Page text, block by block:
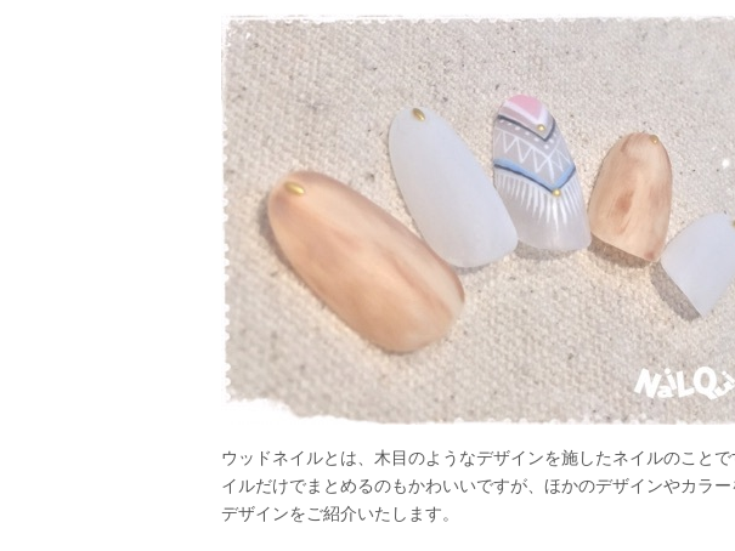
ウッドネイルとは、木目のようなデザインを施したネイルのこ
イルだけでまとめるのもかわいいですが、ほかのデザインやカラ
デザインをご紹介いたします。